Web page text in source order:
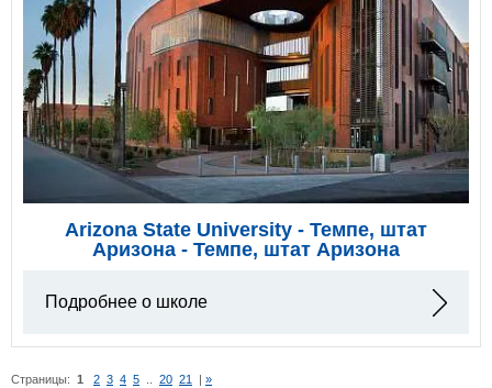
Arizona State University - Темпе, штат
Аризона - Темпе, штат Аризона
Подробнее о школе
Страницы: 1 2 3 4 5 20 21 | »